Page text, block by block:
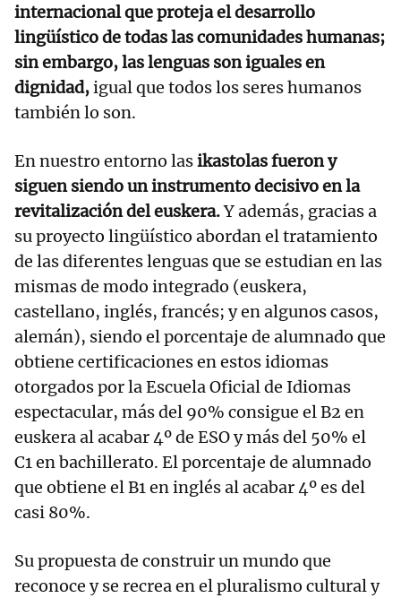
internacional que proteja el desarrollo
lingüístico de todas las comunidades humanas;
sin embargo, las lenguas son iguales en
dignidad,igual que todos los seres humanos
también lo son.
En nuestro entorno lasikastolas fueron y
siguen siendo un instrumento decisivo en la
revitalización del euskera.Y además, gracias a
su proyecto lingüístico abordan el tratamiento
de las diferentes lenguas que se estudian en las
mismas de modo integrado (euskera,
castellano, inglés, francés; y en algunos casos,
alemán), siendo el porcentaje de alumnado que
obtiene certificaciones en estos idiomas
otorgados por la Escuela Oficial de Idiomas
espectacular, más del 90% consigue el B2 en
euskera al acabar 4º de ESO y más del 50% el
C1 en bachillerato. El porcentaje de alumnado
que obtiene el B1 en inglés al acabar 4º es del
casi 80%.
Su propuesta de construir un mundo que
reconoce y se recrea en el pluralismo cultural y